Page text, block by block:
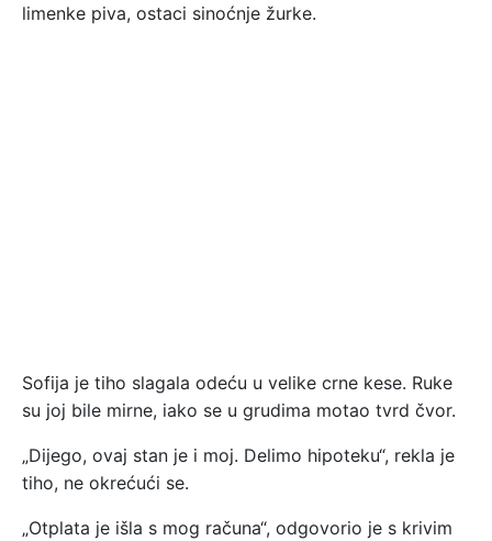
limenke piva, ostaci sinoćnje žurke.
Sofija je tiho slagala odeću u velike crne kese. Ruke
su joj bile mirne, iako se u grudima motao tvrd čvor.
„Dijego, ovaj stan je i moj. Delimo hipoteku“, rekla je
tiho, ne okrećući se.
„Otplata je išla s mog računa“, odgovorio je s krivim